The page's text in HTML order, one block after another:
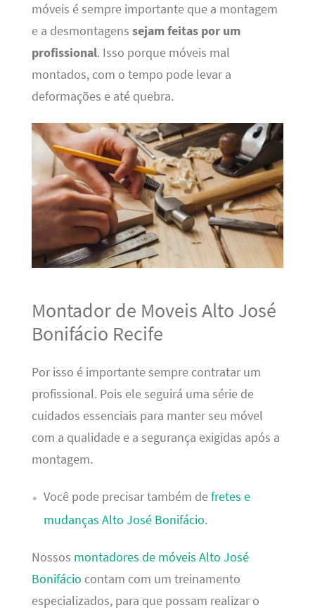
móveis é sempre importante que a montagem
e a desmontagens sejam feitas por um
profissional. Isso porque móveis mal
montados, com o tempo pode levar a
deformações e até quebra.
Montador de Moveis Alto José
Bonifácio Recife
Por isso é importante sempre contratar um
profissional. Pois ele seguirá uma série de
cuidados essenciais para manter seu móvel
com a qualidade e a segurança exigidas após a
montagem.
Você pode precisar também defretes e
mudanças Alto José Bonifácio.
Nossos montadores de móveis Alto José
Bonifácio contam com um treinamento
especializados, para que possam realizar o